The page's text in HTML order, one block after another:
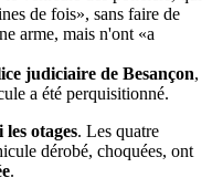
de fois», sans faire de
arme, mais n'ont «a
judiciaire de Besançon,
a été perquisitionné.
otages. Les quatre
dérobé, choquées, ont
.